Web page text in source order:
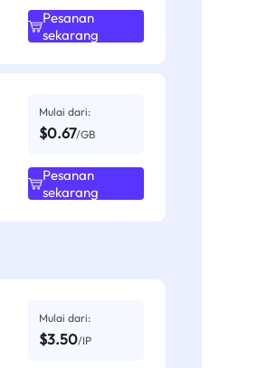
Pesanan
sekarang
Mulai dari:
$0.67/GB
Pesanan
sekarang
Mulai dari:
$3.50/IP